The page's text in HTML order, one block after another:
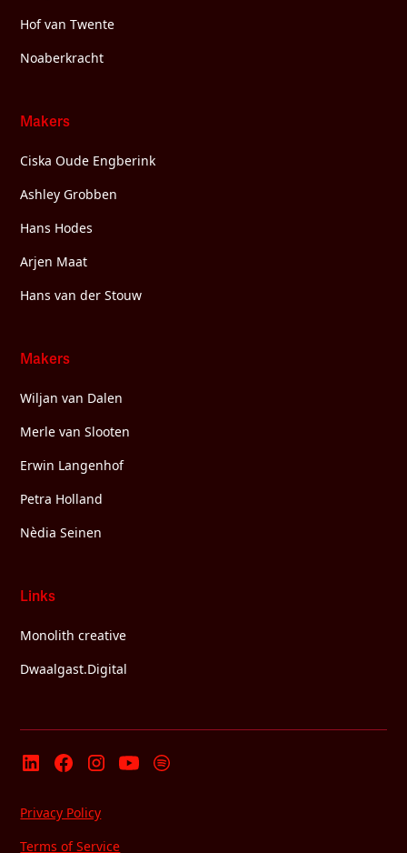
Hof van Twente
Noaberkracht
Makers
Ciska Oude Engberink
Ashley Grobben
Hans Hodes
Arjen Maat
Hans van der Stouw
Makers
Wiljan van Dalen
Merle van Slooten
Erwin Langenhof
Petra Holland
Nèdia Seinen
Links
Monolith creative
Dwaalgast.Digital
Privacy Policy
Terms of Service